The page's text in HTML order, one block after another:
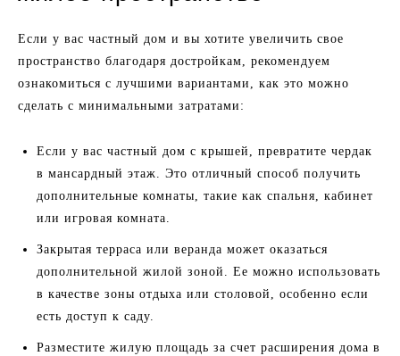
Если у вас частный дом и вы хотите увеличить свое
пространство благодаря достройкам, рекомендуем
ознакомиться с лучшими вариантами, как это можно
сделать с минимальными затратами:
Если у вас частный дом с крышей, превратите чердак
в мансардный этаж. Это отличный способ получить
дополнительные комнаты, такие как спальня, кабинет
или игровая комната.
Закрытая терраса или веранда может оказаться
дополнительной жилой зоной. Ее можно использовать
в качестве зоны отдыха или столовой, особенно если
есть доступ к саду.
Разместите жилую площадь за счет расширения дома в